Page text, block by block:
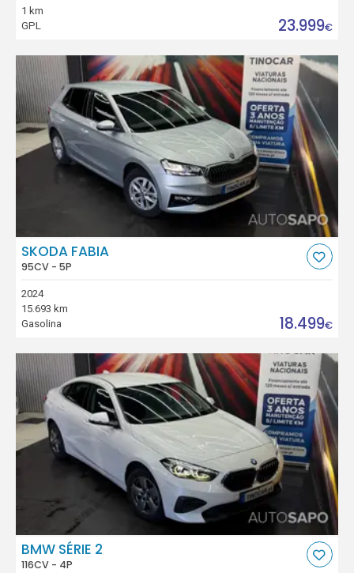
1 km
GPL
23.999€
SKODA FABIA
95CV - 5P
2024
15.693 km
Gasolina
18.499€
BMW SÉRIE 2
116CV - 4P